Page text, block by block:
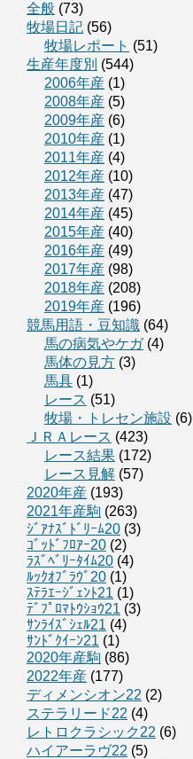
全般 (73)
牧場日記 (56)
牧場レポート (51)
生産年度別 (544)
2006年産 (1)
2008年産 (5)
2009年産 (6)
2010年産 (1)
2011年産 (4)
2012年産 (10)
2013年産 (47)
2014年産 (45)
2015年産 (40)
2016年産 (49)
2017年産 (98)
2018年産 (208)
2019年産 (196)
競馬用語・豆知識 (64)
馬の病気やケガ(4)
馬体の見方 (3)
馬具 (1)
レース (51)
牧場・トレセン施設 (6)
ＪＲＡレース (423)
レース結果 (172)
レース見解 (57)
2020年産 (193)
2021年産駒 (263)
ｼﾞｱﾅｽﾞﾄﾞﾘｰﾑ20 (3)
ｺﾞｯﾄﾞﾌﾛｱｰ20 (2)
ﾗｽﾞﾍﾞﾘｰﾀｲﾑ20 (4)
ﾙｯｸｵﾌﾞﾗｳﾞ20 (1)
ｽﾃﾗｴｰｼﾞｪﾝﾄ21 (1)
ﾃﾞﾌﾟﾛﾏﾄｳｼｮｳ21 (3)
ｻﾝﾗｲｽﾞｼｪﾙ21 (4)
ｻﾝﾄﾞｸｲｰﾝ21 (1)
2020年産駒 (86)
2022年産 (177)
ディメンシオン22 (2)
ステラリード22 (4)
レトロクラシック22 (6)
ハイアーラヴ22 (5)